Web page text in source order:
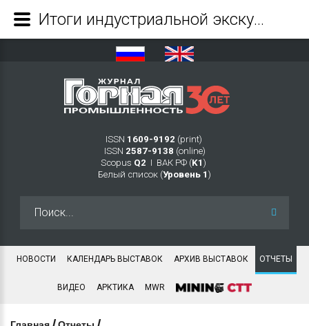
ISSN 1609-9192 (print)
ISSN 2587-9138 (online)
Scopus Q2 Ι ВАК РФ (K1 )
Белый список (Уровень 1 )
НОВОСТИ КАЛЕНДАРЬ ВЫСТАВОК АРХИВ ВЫСТАВОК ОТЧЕТЫ
ВИДЕО АРКТИКА MWR
Итоги индустриальной экскурсии «Новые времена – Новые герои» - Журнал Горная промышленность